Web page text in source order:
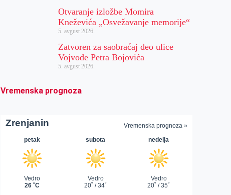
Otvaranje izložbe Momira
Kneževića „Osvežavanje memorije“
5. avgust 2026.
Zatvoren za saobraćaj deo ulice
Vojvode Petra Bojovića
5. avgust 2026.
Vremenska prognoza